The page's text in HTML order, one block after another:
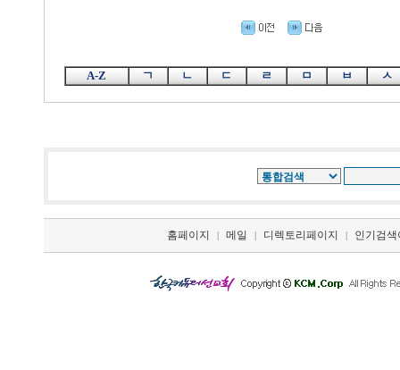
A-Z ㄱ ㄴ ㄷ ㄹ ㅁ ㅂ ㅅ
홈페이지 | 메일 | 디렉토리페이지 | 인기검색